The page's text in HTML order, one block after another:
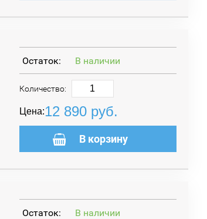
Цена:12 890руб.
Остаток: В наличии
Количество:
В корзину
Остаток: В наличии